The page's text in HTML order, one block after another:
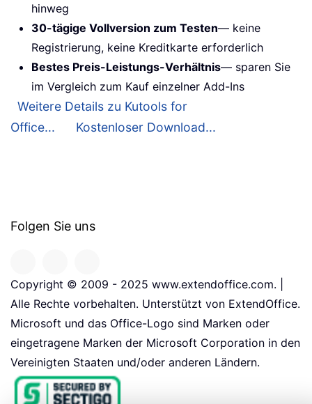
hinweg
30-tägige Vollversion zum Testen— keine
Registrierung, keine Kreditkarte erforderlich
Bestes Preis-Leistungs-Verhältnis— sparen Sie
im Vergleich zum Kauf einzelner Add-Ins
Weitere Details zu Kutools for
Office...
Kostenloser Download...
Folgen Sie uns
Copyright © 2009 - 2025 www.extendoffice.com. |
Alle Rechte vorbehalten. Unterstützt von ExtendOffice.
Microsoft und das Office-Logo sind Marken oder
eingetragene Marken der Microsoft Corporation in den
Vereinigten Staaten und/oder anderen Ländern.